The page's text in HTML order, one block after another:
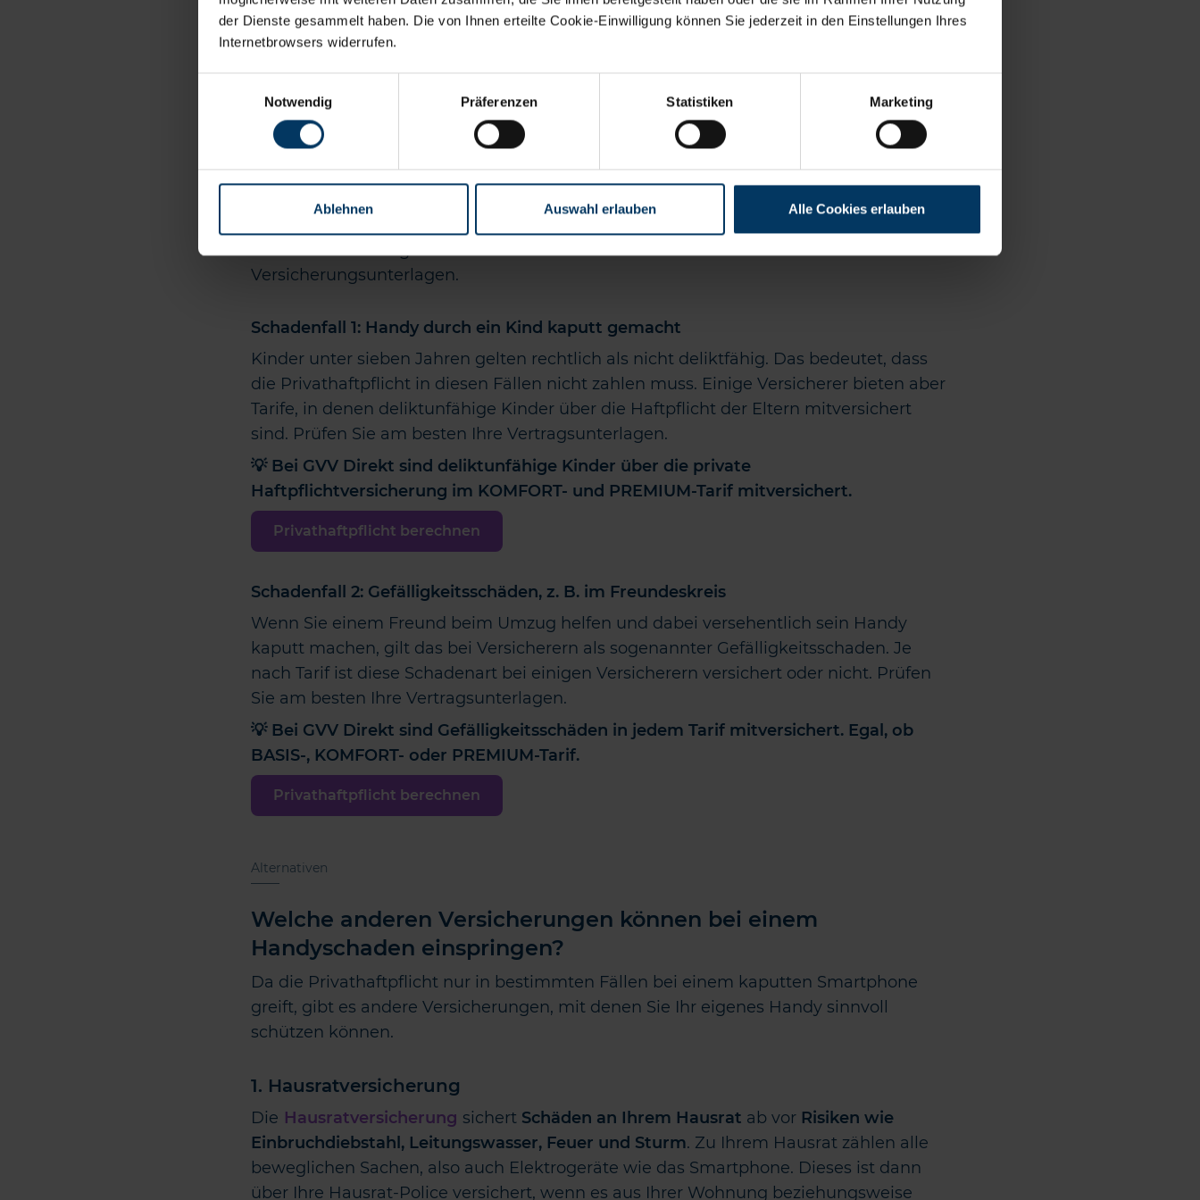
der Dienste gesammelt haben. Die von Ihnen erteilte Cookie-Einwilligung können Sie jederzeit in den Einstellungen Ihres
Internetbrowsers widerrufen.
Notwendig
Präferenzen Statistiken Marketing
Ablehnen Auswahl erlauben Alle Cookies erlauben
Wenn Ihre private Haftpflichtversicherung für das kaputte Handy einer dritten Person
und Abnutzungsabschläge. Ein Smartphone, das vor zwei Jahren gekauft wurde, hat
heute einen deutlich geringeren Wert als zum Neupreis (dem damaligen Kaufpreis).
Besonderheiten im Schadenfall
Ihrem Versicherer gehandhabt werden können. Prüfen Sie daher am besten Ihre
Versicherungsunterlagen.
Schadenfall 1: Handy durch ein Kind kaputt gemacht
Kinder unter sieben Jahren gelten rechtlich als nicht deliktfähig. Das bedeutet, dass
die Privathaftpflicht in diesen Fällen nicht zahlen muss. Einige Versicherer bieten aber
Tarife, in denen deliktunfähige Kinder über die Haftpflicht der Eltern mitversichert
sind. Prüfen Sie am besten Ihre Vertragsunterlagen.
💡 Bei GVV Direkt sind deliktunfähige Kinder über die private
Haftpflichtversicherung im KOMFORT- und PREMIUM-Tarif mitversichert.
Privathaftpflicht berechnen
Schadenfall 2: Gefälligkeitsschäden, z. B. im Freundeskreis
Wenn Sie einem Freund beim Umzug helfen und dabei versehentlich sein Handy
kaputt machen, gilt das bei Versicherern als sogenannter Gefälligkeitsschaden. Je
nach Tarif ist diese Schadenart bei einigen Versicherern versichert oder nicht. Prüfen
Sie am besten Ihre Vertragsunterlagen.
💡 Bei GVV Direkt sind Gefälligkeitsschäden in jedem Tarif mitversichert. Egal, ob
BASIS-, KOMFORT- oder PREMIUM-Tarif.
Privathaftpflicht berechnen
Alternativen
Welche anderen Versicherungen können bei einem
Handyschaden einspringen?
Da die Privathaftpflicht nur in bestimmten Fällen bei einem kaputten Smartphone
greift, gibt es andere Versicherungen, mit denen Sie Ihr eigenes Handy sinnvoll
schützen können.
1. Hausratversicherung
Die Hausratversicherung sichert Schäden an Ihrem Hausrat ab vor Risiken wie
Einbruchdiebstahl, Leitungswasser, Feuer und Sturm. Zu Ihrem Hausrat zählen alle
beweglichen Sachen, also auch Elektrogeräte wie das Smartphone. Dieses ist dann
über Ihre Hausrat-Police versichert, wenn es aus Ihrer Wohnung beziehungsweise